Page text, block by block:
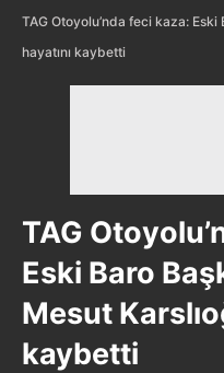
TAG Otoyolu’nda feci kaza:
hayatını kaybetti
TAG
Eski Baro
Mesut
kaybetti